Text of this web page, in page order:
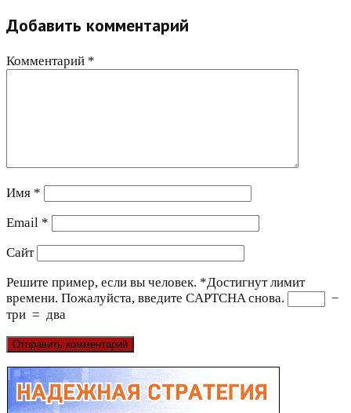
Добавить комментарий
Комментарий *
Имя *
Email *
Сайт
Решите пример, если вы человек. *Достигнут лимит
времени. Пожалуйста, введите CAPTCHA снова.
−
три = два